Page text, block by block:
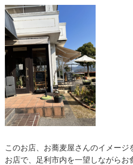
このお店、お蕎麦屋さんのイメージ
お店で、足利市内を一望しながらお